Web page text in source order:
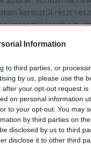
Information
to third parties, or
by us, please use the
your opt-out request
on personal information
to your opt-out. You may
by third parties on the
disclosed by us to third
disclose it to other third
keresztül részt
keresztül teszik ezt,
a sapkák egymással a